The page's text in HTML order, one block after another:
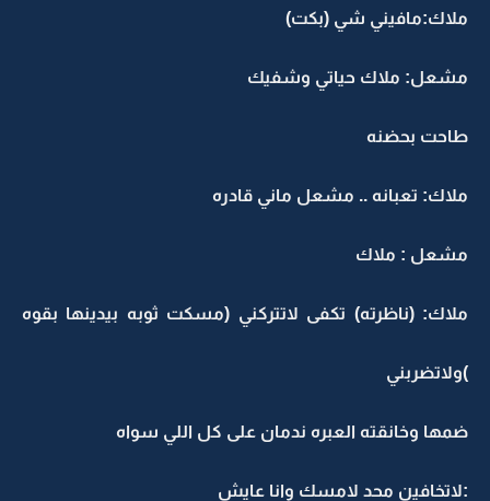
ملاك:مافيني شي (بكت)
مشعل: ملاك حياتي وشفيك
طاحت بحضنه
ملاك: تعبانه .. مشعل ماني قادره
مشعل : ملاك
ملاك: (ناظرته) تكفى لاتتركني (مسكت ثوبه بيدينها بقوه
)ولاتضربني
ضمها وخانقته العبره ندمان على كل اللي سواه
:لاتخافين محد لامسك وانا عايش